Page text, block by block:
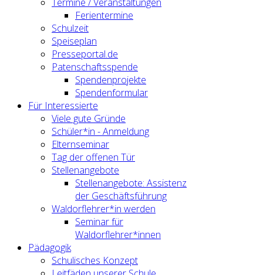
Ferientermine
Schulzeit
Speiseplan
Presseportal.de
Patenschaftsspende
Spendenprojekte
Spendenformular
Für Interessierte
Viele gute Gründe
Schüler*in - Anmeldung
Elternseminar
Tag der offenen Tür
Stellenangebote
Stellenangebote: Assistenz
der Geschäftsführung
Waldorflehrer*in werden
Seminar für
Waldorflehrer*innen
Pädagogik
Schulisches Konzept